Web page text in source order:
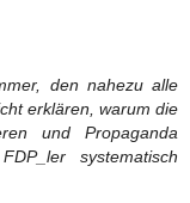
den nahezu alle
erklären, warum die
und Propaganda
systematisch